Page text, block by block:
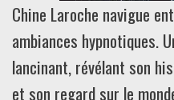
Chine Laroche navigue
ambiances hypnotiques.
lancinant, révélant son
et son regard sur le